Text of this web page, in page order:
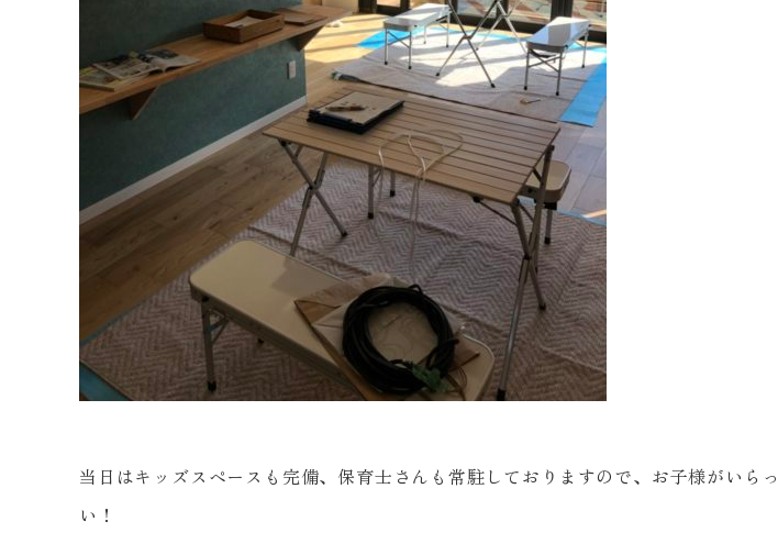
当日はキッズスペースも完備、保育士さんも常駐しておりますので、お子様がいら
い！